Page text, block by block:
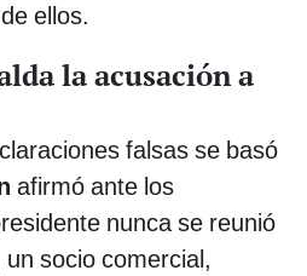
ellos.
la acusación a
falsas se basó
afirmó ante los
nunca se reunió
socio comercial,